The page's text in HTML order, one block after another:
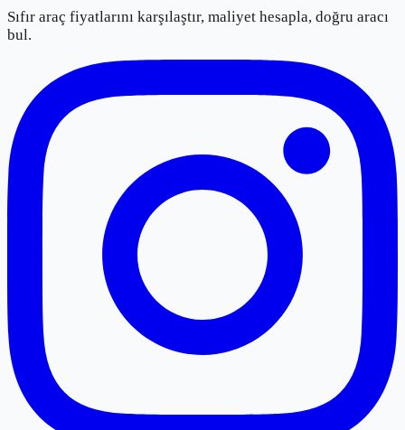
Sıfır araç fiyatlarını karşılaştır, maliyet hesapla, doğru aracı
bul.